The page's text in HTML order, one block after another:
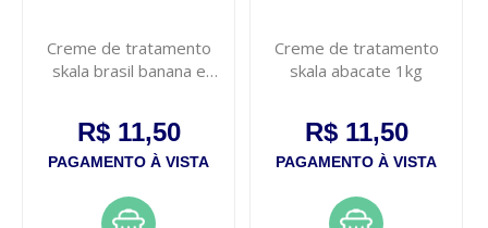
Creme de tratamento
skala brasil banana e
R$ 11,50
PAGAMENTO À VISTA
Creme de tratamento
skala abacate 1kg
R$ 11,50
PAGAMENTO À VISTA